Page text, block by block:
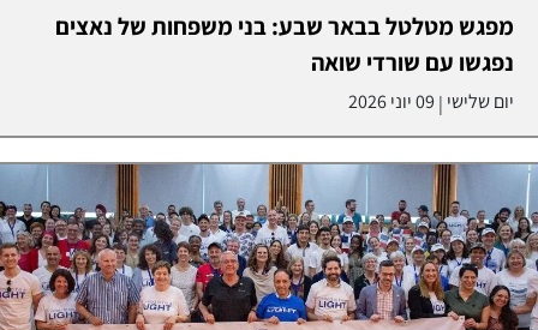
מפגש מטלטל בבאר שבע: בני משפחות של נאצים
נפגשו עם שורדי שואה
יום שלישי | 09 יוני 2026